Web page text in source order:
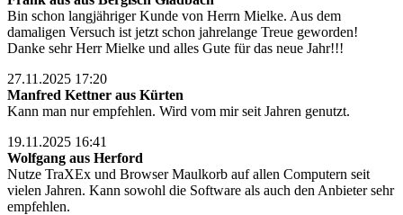
Bin schon langjähriger Kunde von Herrn Mielke. Aus dem
damaligen Versuch ist jetzt schon jahrelange Treue geworden!
Danke sehr Herr Mielke und alles Gute für das neue Jahr!!!
27.11.2025 17:20
Manfred Kettner aus Kürten
Kann man nur empfehlen. Wird vom mir seit Jahren genutzt.
19.11.2025 16:41
Wolfgang aus Herford
Nutze TraXEx und Browser Maulkorb auf allen Computern seit
vielen Jahren. Kann sowohl die Software als auch den Anbieter sehr
empfehlen.